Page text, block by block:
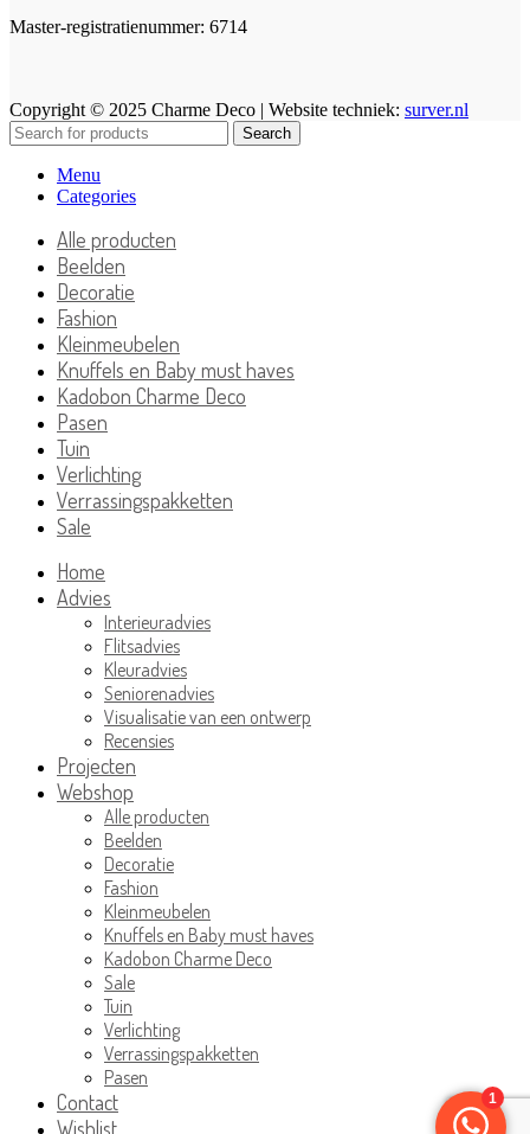
Master-registratienummer: 6714
Copyright © 2025 Charme Deco | Website techniek: surver.nl
Search
Menu
Categories
Alle producten
Beelden
Decoratie
Fashion
Kleinmeubelen
Knuffels en Baby must haves
Kadobon Charme Deco
Pasen
Tuin
Verlichting
Verrassingspakketten
Sale
Home
Advies
Interieuradvies
Flitsadvies
Kleuradvies
Seniorenadvies
Visualisatie van een ontwerp
Recensies
Projecten
Webshop
Alle producten
Beelden
Decoratie
Fashion
Kleinmeubelen
Knuffels en Baby must haves
Kadobon Charme Deco
Sale
Tuin
Verlichting
Verrassingspakketten
Pasen
Contact
Wishlist